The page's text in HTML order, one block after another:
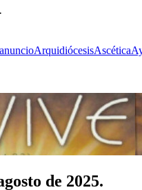
anuncioArquidiócesisAscética
de 2025.